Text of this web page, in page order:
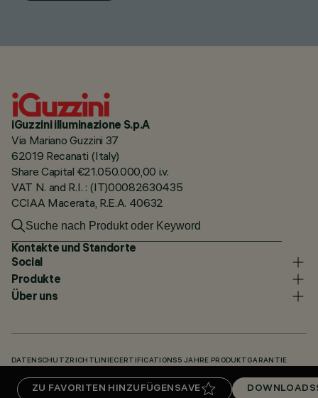
ZU FAVORITEN HINZUFÜGEN SAVE DOWNLOADS
iGuzzini illuminazione S.p.A
Via Mariano Guzzini 37
62019 Recanati (Italy)
Share Capital €21.050.000,00 i.v.
VAT N. and R.I. : (IT)00082630435
CCIAA Macerata, R.E.A. 40632
Kontakte und Standorte
Social
Produkte
Über uns
DATENSCHUTZRICHTLINIECERTIFICATIONS 5 JAHRE PRODUKTGARANTIE
UNSERE CODES KNOWLEDGE BASE (LOGIN REQUIRED) DOWNLOADS